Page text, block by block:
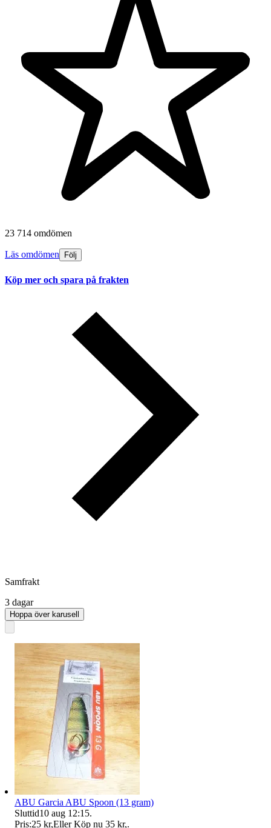
23 714 omdömen
Läs omdömen Följ
Köp mer och spara på frakten
Samfrakt
3 dagar
Hoppa över karusell
ABU Garcia ABU Spoon (13 gram)
Sluttid10 aug 12:15.
Pris:25 kr,Eller Köp nu 35 kr,.